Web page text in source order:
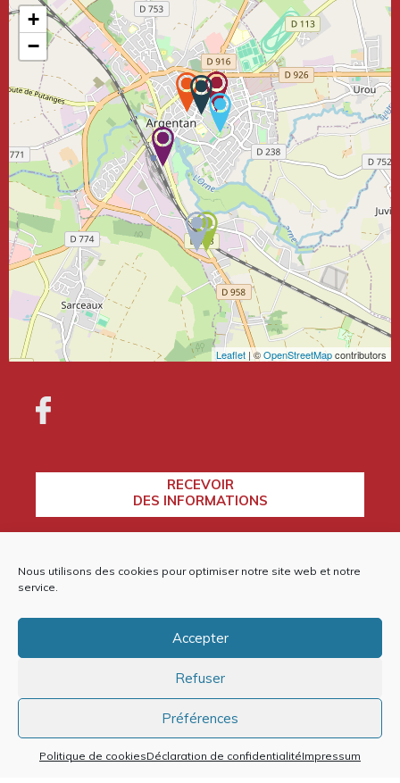
Nous utilisons des cookies pour optimiser notre site web et notre
service.
Accepter
Refuser
Préférences
Politique de cookiesDéclaration de confidentialitéImpressum
+
−
Leaflet | ©OpenStreetMapcontributors
RECEVOIR
DES INFORMATIONS
CONTACTEZ-NOUS
Mentions légales et politique de confidentialité
Politique de cookies (EU)